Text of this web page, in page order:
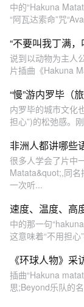
中的“Hakuna
“阿瓦达索命”咒
“不要叫我丁满
说到以动物为主人
片插曲《Hakuna
“慢”游内罗毕（
内罗毕的城市文化
担心”)的松弛感。
非洲人都讲哪些
很多人学会了片
Matata&quot;,同
一次听...
速度、温度、高
中的那一句
这意味着“不用担
《环球人物》采
插曲“Hakuna
思;Beyond乐队的